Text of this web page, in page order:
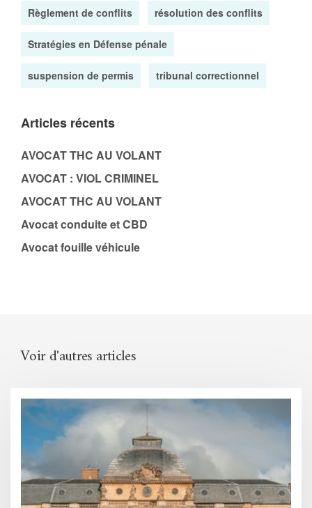
Règlement de conflits résolution des conflits
Stratégies en Défense pénale
suspension de permis tribunal correctionnel
Articles récents
AVOCAT THC AU VOLANT
AVOCAT : VIOL CRIMINEL
AVOCAT THC AU VOLANT
Avocat conduite et CBD
Avocat fouille véhicule
Voir d'autres articles